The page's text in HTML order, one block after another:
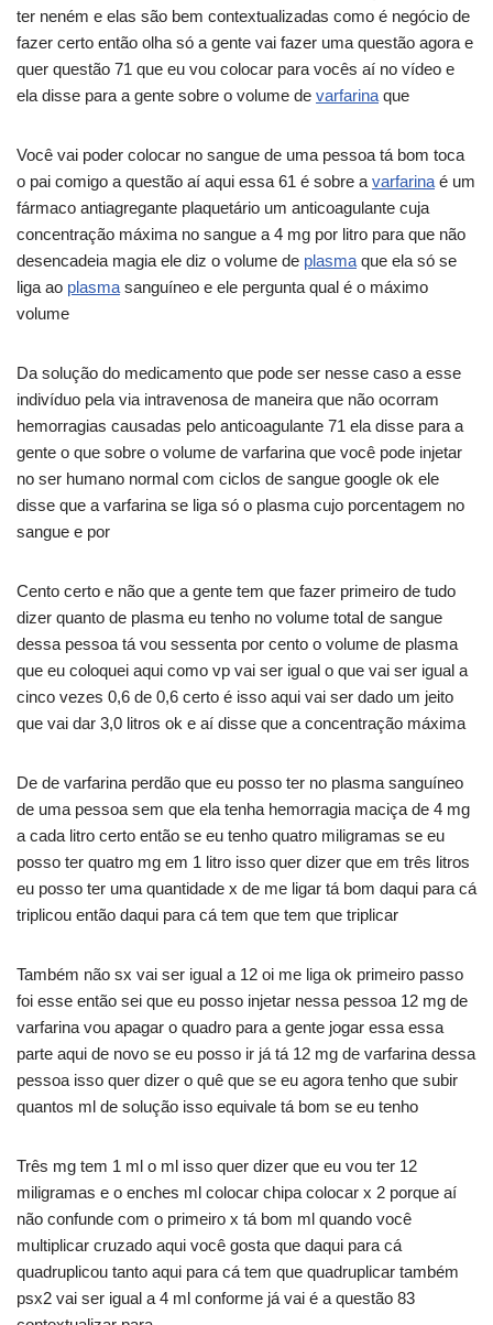
ter neném e elas são bem contextualizadas como é negócio de
fazer certo então olha só a gente vai fazer uma questão agora e
quer questão 71 que eu vou colocar para vocês aí no vídeo e
ela disse para a gente sobre o volume de varfarina que
Você vai poder colocar no sangue de uma pessoa tá bom toca
o pai comigo a questão aí aqui essa 61 é sobre a varfarina é um
fármaco antiagregante plaquetário um anticoagulante cuja
concentração máxima no sangue a 4 mg por litro para que não
desencadeia magia ele diz o volume de plasma que ela só se
liga ao plasma sanguíneo e ele pergunta qual é o máximo
volume
Da solução do medicamento que pode ser nesse caso a esse
indivíduo pela via intravenosa de maneira que não ocorram
hemorragias causadas pelo anticoagulante 71 ela disse para a
gente o que sobre o volume de varfarina que você pode injetar
no ser humano normal com ciclos de sangue google ok ele
disse que a varfarina se liga só o plasma cujo porcentagem no
sangue e por
Cento certo e não que a gente tem que fazer primeiro de tudo
dizer quanto de plasma eu tenho no volume total de sangue
dessa pessoa tá vou sessenta por cento o volume de plasma
que eu coloquei aqui como vp vai ser igual o que vai ser igual a
cinco vezes 0,6 de 0,6 certo é isso aqui vai ser dado um jeito
que vai dar 3,0 litros ok e aí disse que a concentração máxima
De de varfarina perdão que eu posso ter no plasma sanguíneo
de uma pessoa sem que ela tenha hemorragia maciça de 4 mg
a cada litro certo então se eu tenho quatro miligramas se eu
posso ter quatro mg em 1 litro isso quer dizer que em três litros
eu posso ter uma quantidade x de me ligar tá bom daqui para cá
triplicou então daqui para cá tem que tem que triplicar
Também não sx vai ser igual a 12 oi me liga ok primeiro passo
foi esse então sei que eu posso injetar nessa pessoa 12 mg de
varfarina vou apagar o quadro para a gente jogar essa essa
parte aqui de novo se eu posso ir já tá 12 mg de varfarina dessa
pessoa isso quer dizer o quê que se eu agora tenho que subir
quantos ml de solução isso equivale tá bom se eu tenho
Três mg tem 1 ml o ml isso quer dizer que eu vou ter 12
miligramas e o enches ml colocar chipa colocar x 2 porque aí
não confunde com o primeiro x tá bom ml quando você
multiplicar cruzado aqui você gosta que daqui para cá
quadruplicou tanto aqui para cá tem que quadruplicar também
psx2 vai ser igual a 4 ml conforme já vai é a questão 83